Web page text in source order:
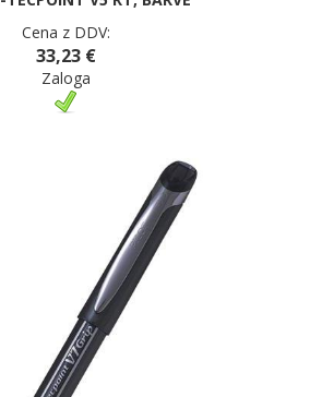
Cena z DDV:
33,23 €
Zaloga